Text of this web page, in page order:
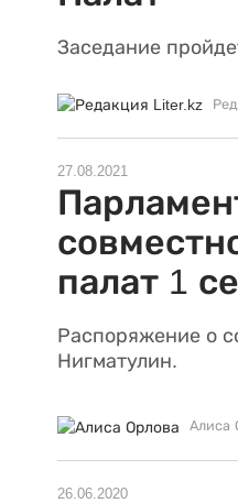
Заседание
27.08.2021
палат 1
Распоряжение о
Нигматулин.
Алиса
26.06.2020